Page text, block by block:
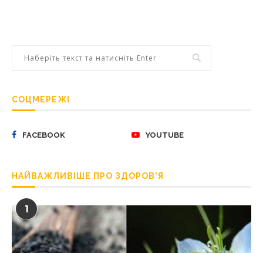
СОЦМЕРЕЖІ
FACEBOOK YOUTUBE
НАЙВАЖЛИВІШЕ ПРО ЗДОРОВ’Я
1